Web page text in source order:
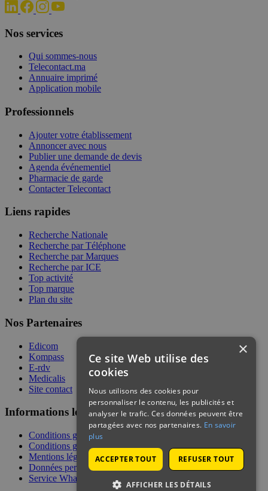
Nos services
Qui sommes-nous
Telecontact.ma
Annuaire imprimé
Application mobile
Professionnels
Ajouter votre établissement
Annoncer avec nous
Publier une demande de devis
Agenda événementiel
Pharmacie de garde
Contacter Telecontact
Liens rapides
Recherche Nationale
Recherche par Téléphone
Recherche par Marques
Recherche par ICE
Top activité
Top marque
Plan du site
Nos Partenaires
Edicom
Kompass
E-rdv
Medicalis
Site contact
Informations légales
Conditions générales de services
Conditions générales de vente
Mentions légales
Données personnelles
Service WhatsApp
×
Ce site Web utilise des
cookies
Nous utilisons des cookies pour
personnaliser le contenu, les publicités et
analyser le trafic. Ces données peuvent être
partagées avec nos partenaires. En savoir
plus
ACCEPTER TOUT REFUSER TOUT
AFFICHER LES DÉTAILS